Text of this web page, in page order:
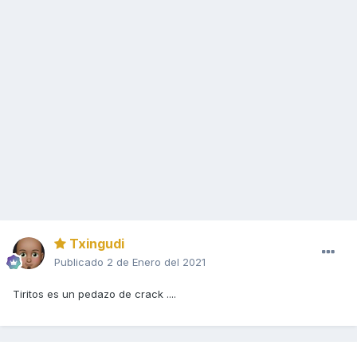
Txingudi
Publicado 2 de Enero del 2021
Tiritos es un pedazo de crack ....